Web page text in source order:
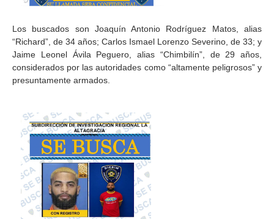
Los buscados son Joaquín Antonio Rodríguez Matos, alias
“Richard”, de 34 años; Carlos Ismael Lorenzo Severino, de 33; y
Jaime Leonel Ávila Peguero, alias “Chimbilín”, de 29 años,
considerados por las autoridades como “altamente peligrosos” y
presuntamente armados.